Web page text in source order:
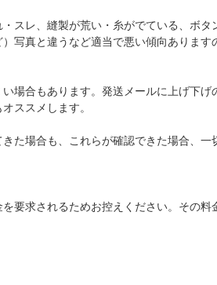
スレ、縫製が荒い・糸がでている、ボタ
写真と違うなど適当で悪い傾向あります
場合もあります。発送メールに上げ下げ
ススメします。
た場合も、これらが確認できた場合、一
要求されるためお控えください。その料